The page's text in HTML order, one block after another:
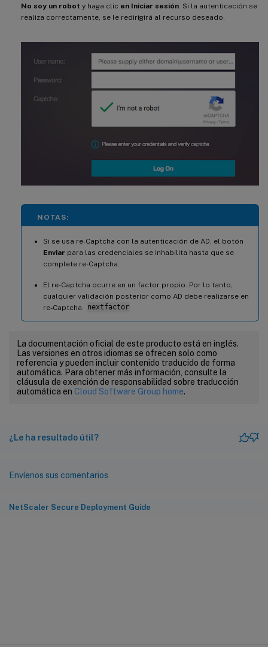
No soy un robot y haga clic en Iniciar sesión. Si la autenticación se
realiza correctamente, se le redirigirá al recurso deseado.
NOTAS:
Si se usa re-Captcha con la autenticación de AD, el botón
Enviar para las credenciales se inhabilita hasta que se
complete re-Captcha.
El re-Captcha ocurre en un factor propio. Por lo tanto,
cualquier validación posterior como AD debe realizarse en
re-Captcha.
nextfactor
La documentación oficial de este producto está en inglés.
Las versiones en otros idiomas se ofrecen solo como
referencia y pueden incluir contenido traducido de forma
automática. Para obtener más información, consulte la
cláusula de exención de responsabilidad sobre traducción
automática en Cloud Software Group home.
¿Le ha resultado útil?
Envíenos sus comentarios
NetScaler Secure Deployment Guide